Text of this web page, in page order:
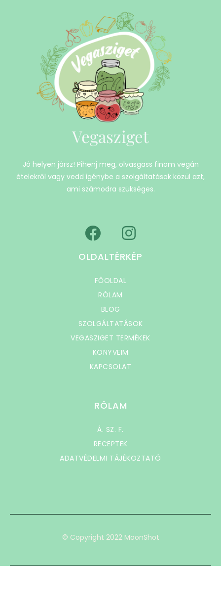
Vegasziget
Jó helyen jársz! Pihenj meg, olvasgass finom vegán
ételekről vagy vedd igénybe a szolgáltatások közül azt,
ami számodra szükséges.
OLDALTÉRKÉP
FŐOLDAL
RÓLAM
BLOG
SZOLGÁLTATÁSOK
VEGASZIGET TERMÉKEK
KÖNYVEIM
KAPCSOLAT
RÓLAM
Á. SZ. F.
RECEPTEK
ADATVÉDELMI TÁJÉKOZTATÓ
© Copyright 2022 MoonShot